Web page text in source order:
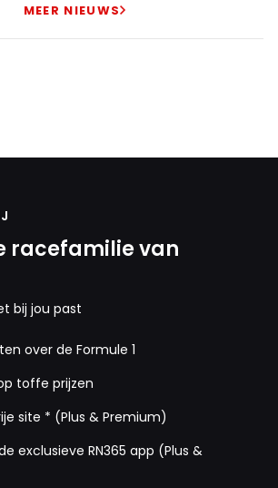
kan! Je hoeft je alleen maar aan te
met een RN365-account.
MEER NIEUWS
racefamilie van
bij jou past
over de Formule 1
toffe prijzen
site * (Plus & Premium)
exclusieve RN365 app (Plus &